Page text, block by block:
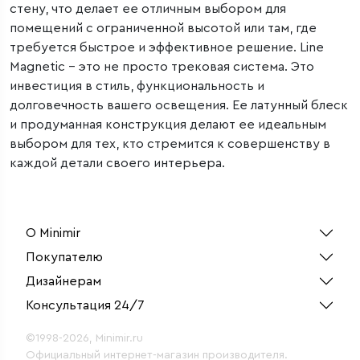
стену, что делает ее отличным выбором для
помещений с ограниченной высотой или там, где
требуется быстрое и эффективное решение. Line
Magnetic – это не просто трековая система. Это
инвестиция в стиль, функциональность и
долговечность вашего освещения. Ее латунный блеск
и продуманная конструкция делают ее идеальным
выбором для тех, кто стремится к совершенству в
каждой детали своего интерьера.
О Minimir
Покупателю
Дизайнерам
Консультация 24/7
©1998-2026, Minimir.ru
Официальный интернет-магазин производителя.